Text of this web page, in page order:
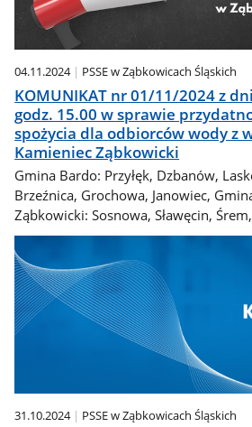
04.11.2024 PSSE w Ząbkowicach Śląskich
KOMUNIKAT nr 01/11/2024 z
godz. 15.00 w sprawie
spożycia dla odbiorców wody z
Kamieniec Ząbkowicki
Gmina Bardo: Przyłęk, Dzbanów,
Brzeźnica, Grochowa, Janowiec,
Ząbkowicki: Sosnowa, Sławęcin,
31.10.2024 PSSE w Ząbkowicach Śląskich